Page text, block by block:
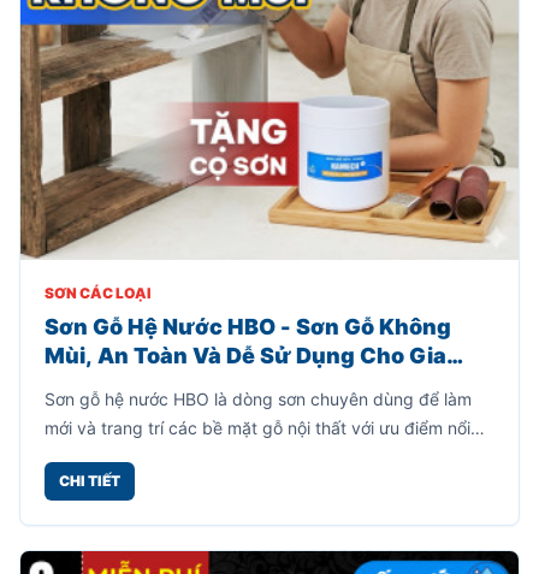
SƠN CÁC LOẠI
Sơn Gỗ Hệ Nước HBO - Sơn Gỗ Không
Mùi, An Toàn Và Dễ Sử Dụng Cho Gia
Sơn gỗ hệ nước HBO là dòng sơn chuyên dùng để làm
mới và trang trí các bề mặt gỗ nội thất với ưu điểm nổi
giúp quá trình thi công trở nên đơn giản và an toàn hơn.
CHI TIẾT